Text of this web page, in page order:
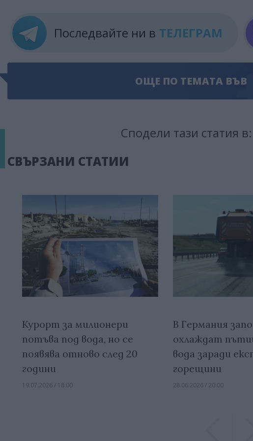
Последвайте ни в ТЕЛЕГРАМ
ОЩЕ ПО ТЕМАТА ВЪВ
Сподели тази статия в:
СВЪРЗАНИ СТАТИИ
Курорт за милионери
потъва под вода, но се
появява отново след 20
години
19.07.2026 / 18:00
В Германия
охлаждат
вода заради
горещини
28.06.2026 / 20:00